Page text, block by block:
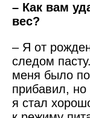
– Как вам
вес?
– Я от
следом
меня было по
прибавил, но
я стал